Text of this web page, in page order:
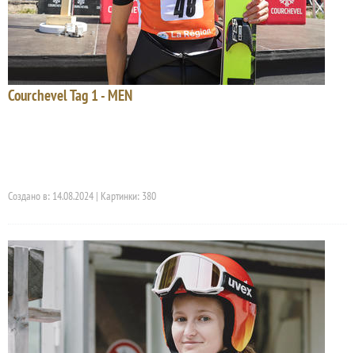
Courchevel Tag 1 - MEN
Создано в: 14.08.2024 | Картинки: 380